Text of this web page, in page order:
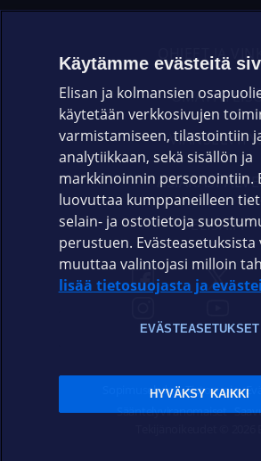
OHJEET JA
ELISA.FI
Sopimusehdot Tietosuoja
Sääntelyviranomaiset
Käytämme evästeitä
Elisan ja kolmansien
käytetään verkkosivujen
varmistamiseen, tilastointiin
analytiikkaan, sekä sisällön ja
markkinoinnin personointiin.
luovuttaa kumppaneilleen
selain- ja ostotietoja
perustuen. Evästeasetuksista
muuttaa valintojasi milloin
lisää tietosuojasta ja
EVÄSTEASETUKSET
HYVÄKSY KAIKKI